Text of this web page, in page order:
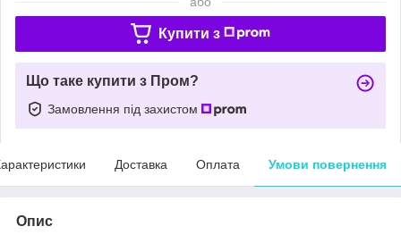
Купити з
Що таке купити з Пром?
Замовлення під захистом
Доставка Оплата Умови повернення
Опис